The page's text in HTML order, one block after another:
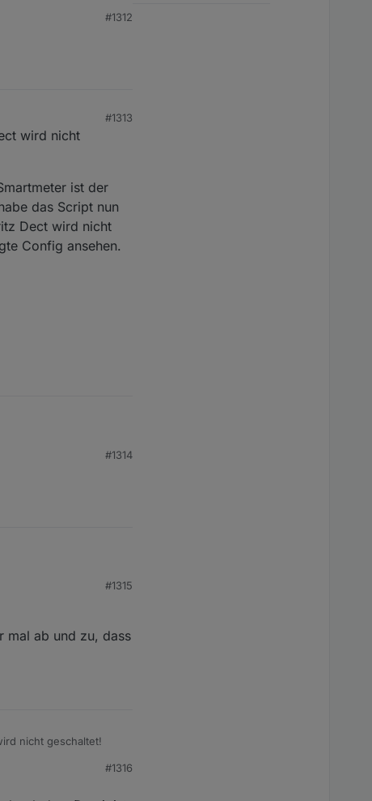
#1312
#1313
wird nicht
ist der
das Script nun
Dect wird nicht
Config ansehen.
#1314
#1315
mal ab und zu, dass
nicht geschaltet!
ist der Tibber#1316